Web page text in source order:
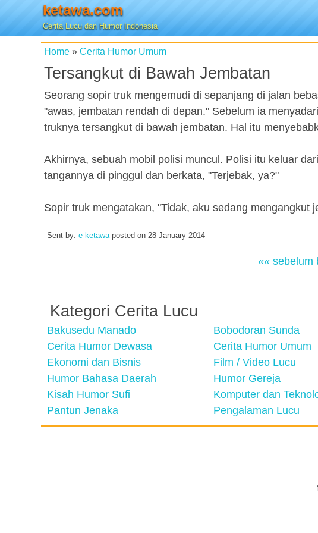
ketawa.com
Cerita Lucu dan Humor Indonesia
Home » Cerita Humor Umum
Tersangkut di Bawah Jembatan
Seorang sopir truk mengemudi di sepanjang di jalan
"awas, jembatan rendah di depan." Sebelum ia
truknya tersangkut di bawah jembatan. Hal itu
Akhirnya, sebuah mobil polisi muncul. Polisi itu keluar
tangannya di pinggul dan berkata, "Terjebak, ya?"
Sopir truk mengatakan, "Tidak, aku sedang mengangkut
Sent by: e-ketawaposted on 28 January 2014
«« sebelum
Kategori Cerita Lucu
Bakusedu Manado Bobodoran Sunda
Cerita Humor Dewasa
Cerita Humor Umum
Ekonomi dan Bisnis
Film / Video Lucu
Humor Bahasa Daerah
Humor Gereja
Kisah Humor Sufi
Komputer dan
Pantun Jenaka
Pengalaman Lucu